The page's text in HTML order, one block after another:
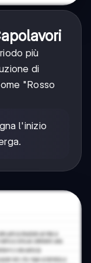
più
di
"Rosso
l'inizio